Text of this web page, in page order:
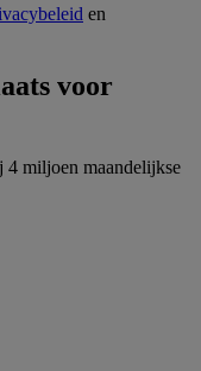
en
voor
4 miljoen maandelijkse